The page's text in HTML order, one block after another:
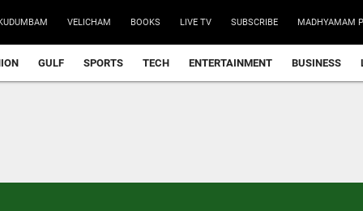
VELICHAM BOOKS LIVE TV SUBSCRIBE MADHYAMAM
GULF SPORTS TECH ENTERTAINMENT BUSINESS